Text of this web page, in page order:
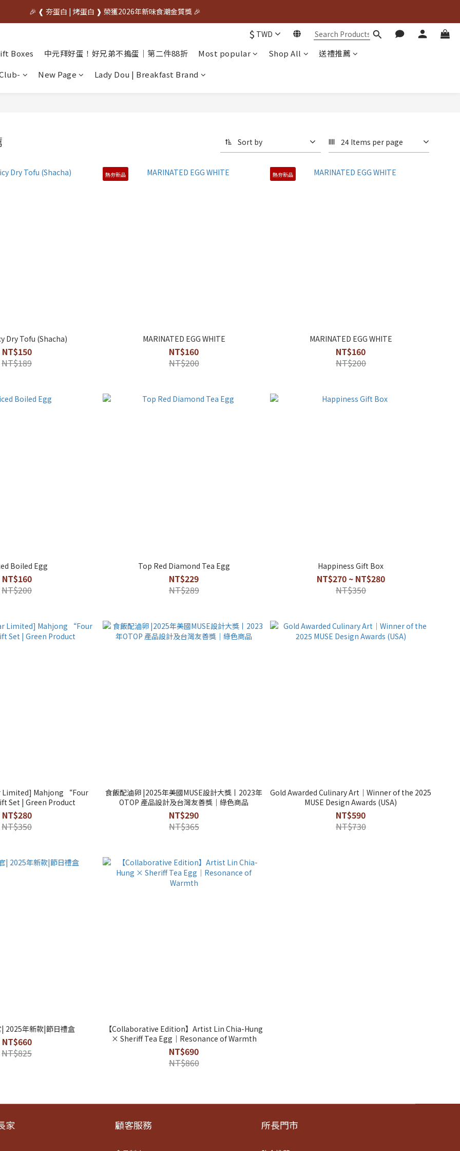
秋先訂✦送禮不慌    🌙中秋早鳥優惠開跑🌙     🥚優惠期間07/20~08/31🥚
🎉 ❰ 夯蛋白 | 烤蛋白 ❱ 榮獲2026年新味食潮金質獎 🎉
$ TWD
Boxes 中元拜好蛋！好兄弟不搗蛋｜第二件88折 Most popular Shop All
送禮推薦
New Page Lady Dou | Breakfast Brand
Sort by 24 Items per page
Dry Tofu (Shacha)
NT$150
NT$189
熱夯新品
MARINATED EGG WHITE
NT$160
NT$200
熱夯新品
MARINATED EGG WHITE
NT$160
NT$200
Boiled Egg
NT$160
NT$200
Top Red Diamond Tea Egg
NT$229
NT$289
Happiness Gift Box
NT$270 ~ NT$280
NT$350
Limited] Mahjong “Four
Set | Green Product
NT$280
NT$350
食飯配滷卵 |2025年美國MUSE設計大獎丨2023年
OTOP 產品設計及台灣友善獎｜綠色商品
NT$290
NT$365
Gold Awarded Culinary Art｜Winner of the 2025
MUSE Design Awards (USA)
NT$590
NT$730
2025年新款|節日禮盒
NT$660
NT$825
【Collaborative Edition】Artist Lin Chia-Hung
× Sheriff Tea Egg｜Resonance of Warmth
NT$690
NT$860
家 顧客服務 所長門市